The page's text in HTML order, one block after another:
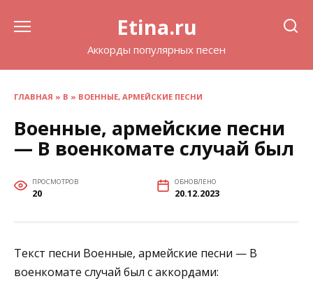
Etina.ru
Аккорды популярных песен
ГЛАВНАЯ » В » ВОЕННЫЕ, АРМЕЙСКИЕ ПЕСНИ
Военные, армейские песни
— В военкомате случай был
ПРОСМОТРОВ
20
ОБНОВЛЕНО
20.12.2023
Текст песни Военные, армейские песни — В
военкомате случай был с аккордами: